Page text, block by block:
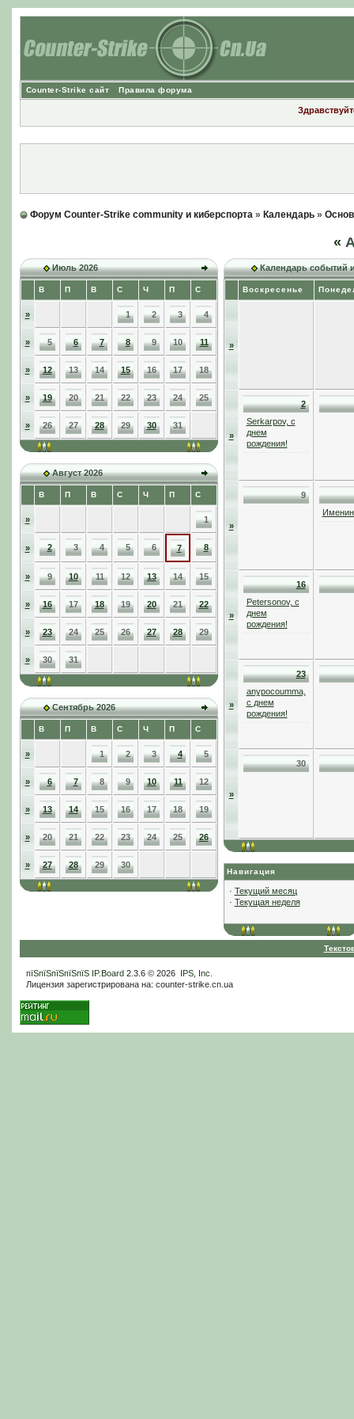
Counter-Strike сайт Правила форума
Форум Counter-Strike community и киберспорта» Календарь»
«
Июль 2026
В П В С Ч П С
» 1 2 3 4
» 5 6 7 8 9 10 11
» 12 13 14 15 16 17 18
» 19 20 21 22 23 24 25
» 26 27 28 29 30 31
Август 2026
В П В С Ч П С
» 1
» 2 3 4 5 6 7 8
» 9 10 11 12 13 14 15
» 16 17 18 19 20 21 22
» 23 24 25 26 27 28 29
» 30 31
Сентябрь 2026
В П В С Ч П С
» 1 2 3 4 5
» 6 7 8 9 10 11 12
» 13 14 15 16 17 18 19
» 20 21 22 23 24 25 26
» 27 28 29 30
Календарь событий
Воскресенье
»
»
2
Serkarpov, с
днем
рождения!
»
9
»
16
Petersonov, с
днем
рождения!
»
23
anypocoumma,
с днем
рождения!
»
30
Навигация
· Текущий месяц
· Текущая неделя
пїЅпїЅпїЅпїЅпїЅ IP.Board2.3.6 © 2026 IPS, Inc
Лицензия зарегистрирована на: counter-strike.cn.ua